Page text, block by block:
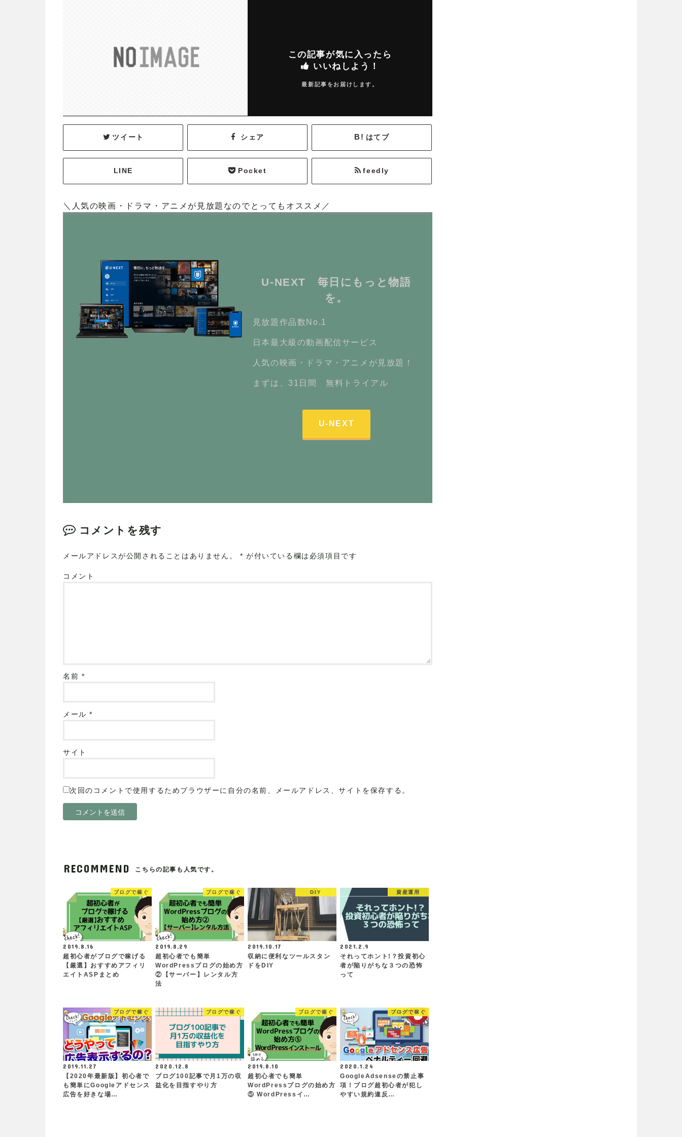
この記事が気に入ったら
いいねしよう！
最新記事をお届けします。
ツイート シェア はてブ
LINE Pocket feedly
＼人気の映画・ドラマ・アニメが見放題なのでとってもオススメ／
U-NEXT 毎日にもっと物語
を。
見放題作品数No.1
日本最大級の動画配信サービス
人気の映画・ドラマ・アニメが見放題！
まずは、31日間 無料トライアル
U-NEXT
コメントを残す
メールアドレスが公開されることはありません。 * が付いている欄は必須項目です
コメント
名前 *
メール*
サイト
次回のコメントで使用するためブラウザーに自分の名前、メールアドレス、サイトを保存する。
RECOMMEND こちらの記事も人気です。
ブログで稼ぐ
2019.8.16
超初心者がブログで稼げる
【厳選】おすすめアフィリ
エイトASPまとめ
ブログで稼ぐ
2019.8.29
超初心者でも簡単
WordPressブログの始め方
②【サーバー】レンタル方
法
DIY
2019.10.17
収納に便利なツールスタン
ドをDIY
資産運用
2021.2.9
それってホント!？投資初心
者が陥りがちな３つの恐怖
って
ブログで稼ぐ
2019.11.27
【2020年最新版】初心者で
も簡単にGoogleアドセンス
広告を好きな場…
ブログで稼ぐ
2020.12.8
ブログ100記事で月1万の収
益化を目指すやり方
ブログで稼ぐ
2019.8.10
超初心者でも簡単
WordPressブログの始め方
⑤ WordPressイ…
ブログで稼ぐ
2020.1.24
GoogleAdsenseの禁止事
項！ブログ超初心者が犯し
やすい規約違反…